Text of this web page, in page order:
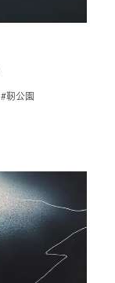
#靭公園